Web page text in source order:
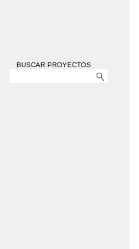
BUSCAR PROYECTOS